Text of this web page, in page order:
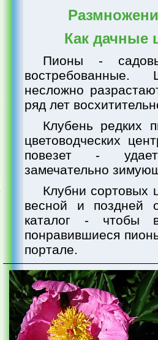
Как дачные
Пионы -
несложно
ряд лет
Клубень редких
цветоводческих
повезет -
замечательно
Клубни сортовых
весной и поздней
каталог - чтобы
понравившиеся
портале.